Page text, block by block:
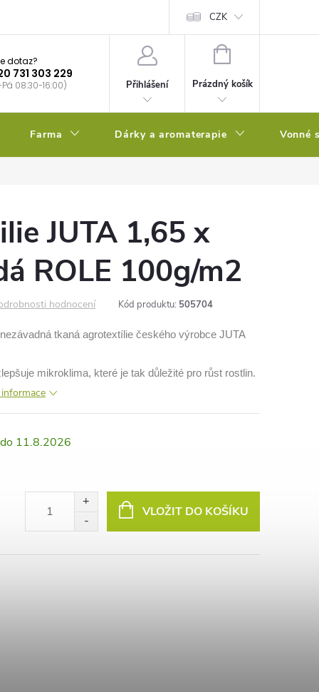
CZK
dotaz?
731 303 229
08:30-16:00) Přihlášení
NÁKUPNÍ
Prázdný košík
Farma Dárky a aromaterapie Vonné
JUTA 1,65 x
ROLE 100g/m2
hodnocení Kód produktu: 505704
tkaná agrotextílie českého výrobce JUTA
mikroklima, které je tak důležité pro růst rostlin.
11.8.2026
VLOŽIT DO KOŠÍKU